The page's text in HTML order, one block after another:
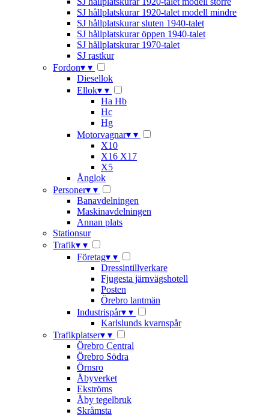
SJ hållplatskurar 1920-talet modell mindre
SJ hållplatskurar sluten 1940-talet
SJ hållplatskurar öppen 1940-talet
SJ hållplatskurar 1970-talet
SJ rastkur
Fordon▾ ▾
Diesellok
Ellok▾ ▾
Ha Hb
Hc
Hg
Motorvagnar▾ ▾
X10
X16 X17
X5
Ånglok
Personer▾ ▾
Banavdelningen
Maskinavdelningen
Annan plats
Stationsur
Trafik▾ ▾
Företag▾ ▾
Dressintillverkare
Fjugesta järnvägshotell
Posten
Örebro lantmän
Industrispår▾ ▾
Karlslunds kvarnspår
Trafikplatser▾ ▾
Örebro Central
Örebro Södra
Örnsro
Åbyverket
Ekströms
Åby tegelbruk
Skråmsta